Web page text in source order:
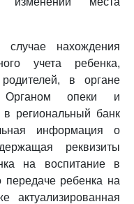
нахождения
учета ребенка,
в органе
Органом опеки и
в региональный банк
информация о
реквизиты
на воспитание в
ребенка на
актуализированная